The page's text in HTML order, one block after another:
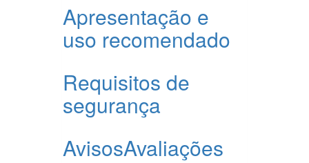
Apresentação e
uso recomendado
Requisitos de
segurança
AvisosAvaliações